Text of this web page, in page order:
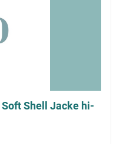
Shell Jacke hi-